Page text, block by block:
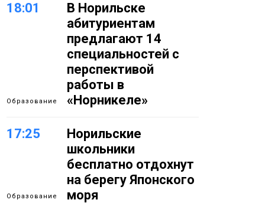
18:01
Образование
В Норильске
абитуриентам
предлагают 14
специальностей с
перспективой
работы в
«Норникеле»
17:25
Образование
Норильские
школьники
бесплатно отдохнут
на берегу Японского
моря